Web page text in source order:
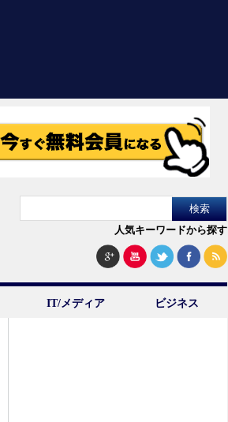
人気キーワードから探す
IT/メディア ビジネス